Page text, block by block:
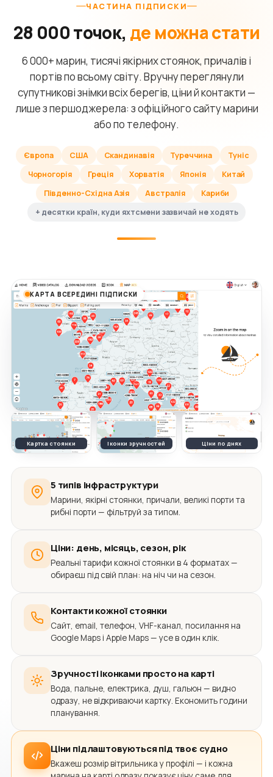
ЧАСТИНА ПІДПИСКИ
28 000 точок, де можна стати
6 000+ марин, тисячі якірних стоянок, причалів і
портів по всьому світу. Вручну переглянули
супутникові знімки всіх берегів, ціни й контакти —
лише з першоджерела: з офіційного сайту марини
або по телефону.
Європа США Скандинавія Туреччина
Туніс
Чорногорія
Греція Хорватія Японія
Китай
Південно-Східна Азія
Австралія
Кариби
+ десятки країн, куди яхтсмени зазвичай не ходять
КАРТА ВСЕРЕДИНІ ПІДПИСКИ
Картка стоянки Іконки зручностей Ціни по днях
5 типів інфраструктури
Марини, якірні стоянки, причали, великі порти та
рибні порти — фільтруй за типом.
Ціни: день, місяць, сезон, рік
Реальні тарифи кожної стоянки в 4 форматах —
обираєш під свій план: на ніч чи на сезон.
Контакти кожної стоянки
Сайт, email, телефон, VHF-канал, посилання на
Google Maps і Apple Maps — усе в один клік.
Зручності іконками просто на карті
Вода, пальне, електрика, душ, гальюн — видно
одразу, не відкриваючи картку. Економить години
планування.
Ціни підлаштовуються під твоє судно
Вкажеш розмір вітрильника у профілі — і кожна